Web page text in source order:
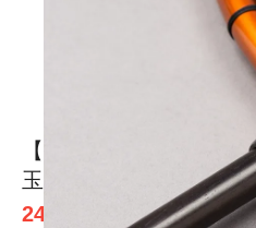
【凱-かちどき-】匠絆(
玉枠 2mm目網付 忠相
24,250円(税込)